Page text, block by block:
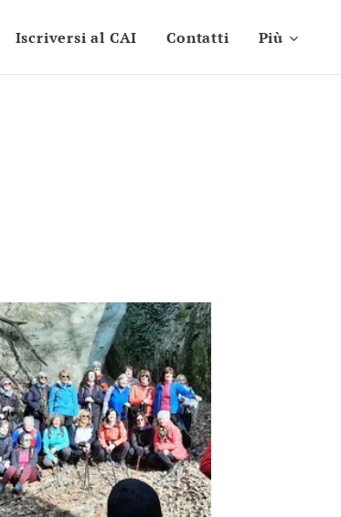
Iscriversi al CAI Contatti Più